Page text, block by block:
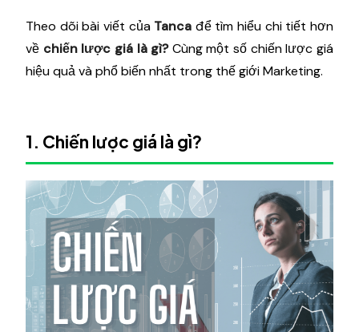
Theo dõi bài viết của Tanca để tìm hiểu chi tiết hơn
về chiến lược giá là gì? Cùng một số chiến lược giá
hiệu quả và phổ biến nhất trong thế giới Marketing.
1. Chiến lược giá là gì?